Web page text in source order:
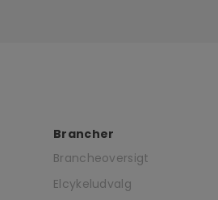
Brancher
Brancheoversigt
Elcykeludvalg